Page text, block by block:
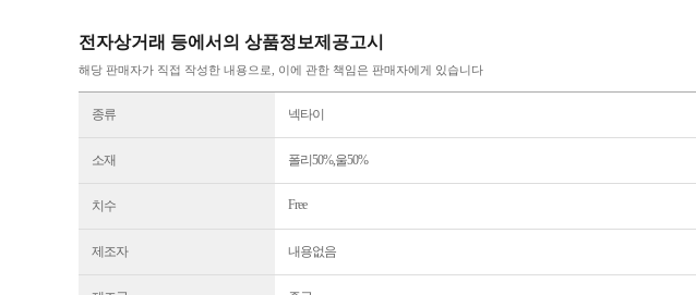
전자상거래 등에서의 상품정보제공고시
해당 판매자가 직접 작성한 내용으로, 이에 관한 책임은 판매자에게 있습니다
종류 넥타이
소재 폴리50%,울50%
치수 Free
제조자 내용없음